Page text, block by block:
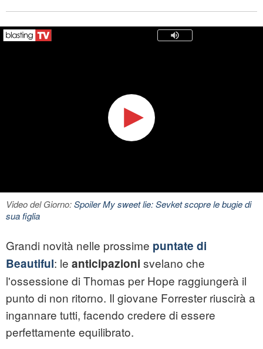
Video del Giorno:Spoiler My sweet lie: Sevket scopre le bugie di
sua figlia
Grandi novità nelle prossime puntate di
Beautiful: le anticipazioni svelano che
l'ossessione di Thomas per Hope raggiungerà il
punto di non ritorno. Il giovane Forrester riuscirà a
ingannare tutti, facendo credere di essere
perfettamente equilibrato.